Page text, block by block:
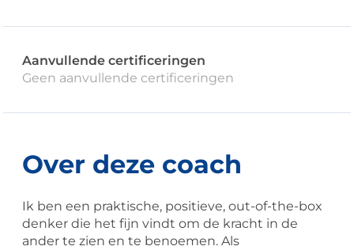
Aanvullende certificeringen
Geen aanvullende certificeringen
Over deze coach
Ik ben een praktische, positieve, out-of-the-box
denker die het fijn vindt om de kracht in de
ander te zien en te benoemen. Als